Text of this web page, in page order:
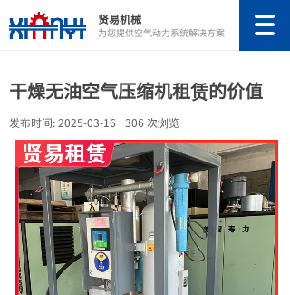
为您提供空气动力系统解决方案
贤易机械
干燥无油空气压缩机租赁的价值
发布时间:2025-03-16 306 次浏览